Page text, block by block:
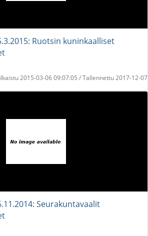
Ruotsin kuninkaalliset
2015-03-06 09:07:05 / Tallennettu 2017-12-07
Seurakuntavaalit